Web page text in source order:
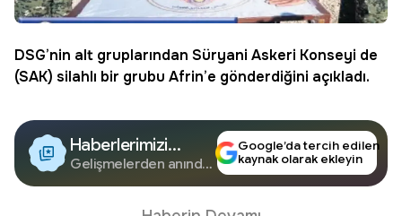
DSG’nin alt gruplarından Süryani Askeri Konseyi de
(SAK) silahlı bir grubu Afrin’e gönderdiğini açıkladı.
Haberlerimizi
Google'da Takip
Edin
Gelişmelerden anında
Google’da tercih edilen
kaynak olarak ekleyin